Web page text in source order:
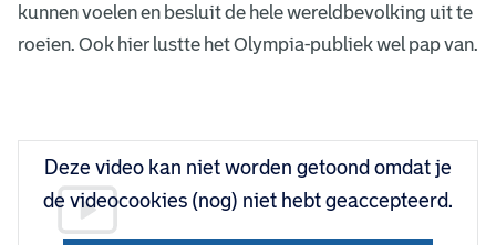
kunnen voelen en besluit de hele wereldbevolking uit te
roeien. Ook hier lustte het Olympia-publiek wel pap van.
Deze video kan niet worden getoond omdat je
de videocookies (nog) niet hebt geaccepteerd.